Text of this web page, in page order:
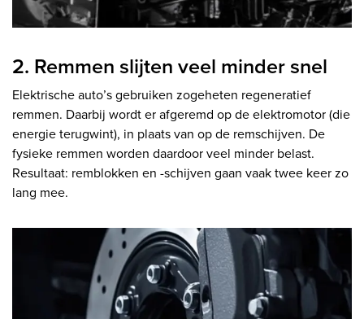
2. Remmen slijten veel minder snel
Elektrische auto’s gebruiken zogeheten regeneratief
remmen. Daarbij wordt er afgeremd op de elektromotor (die
energie terugwint), in plaats van op de remschijven. De
fysieke remmen worden daardoor veel minder belast.
Resultaat: remblokken en -schijven gaan vaak twee keer zo
lang mee.